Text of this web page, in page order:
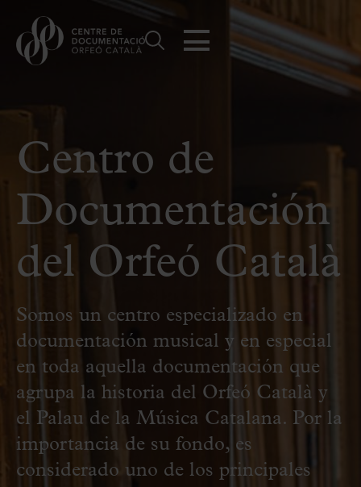
Centro de
Documentación
del Orfeó Català
Somos un centro especializado en
documentación musical y en especial
en toda aquella documentación que
agrupa la historia del Orfeó Català y
el Palau de la Música Catalana. Por la
importancia de su fondo, es
considerado uno de los principales